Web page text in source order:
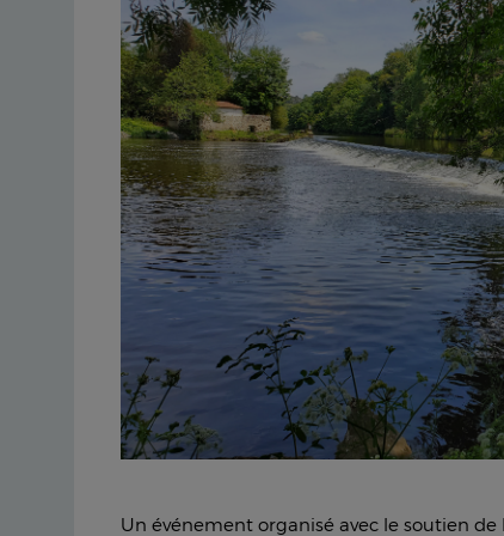
Un événement organisé avec le soutien